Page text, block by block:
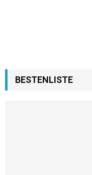
BESTENLISTE